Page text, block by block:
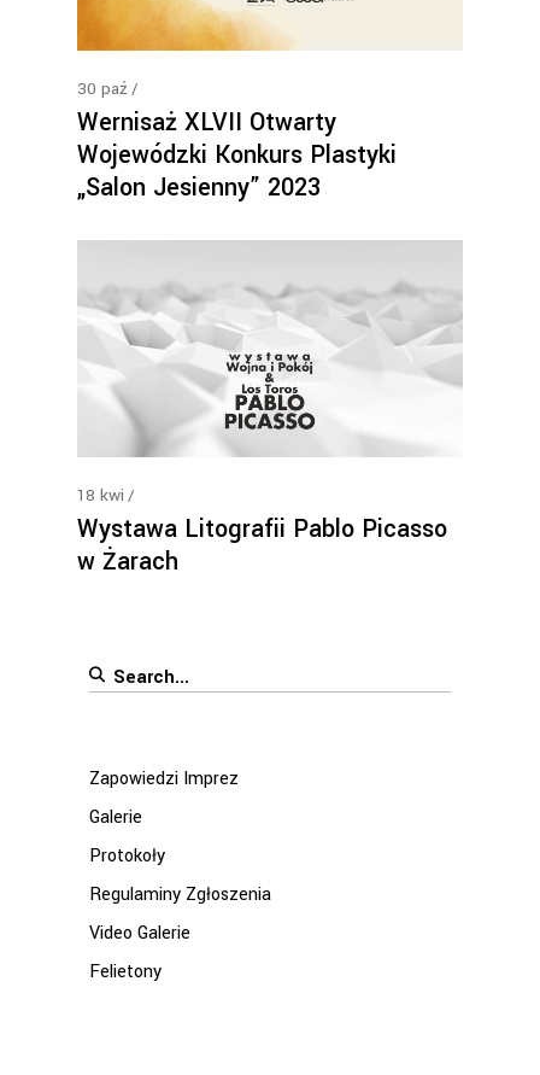
30 paź
Wernisaż XLVII Otwarty
Wojewódzki Konkurs Plastyki
„Salon Jesienny” 2023
18 kwi
Wystawa Litografii Pablo Picasso
w Żarach
Search
Zapowiedzi Imprez
Galerie
Protokoły
Regulaminy Zgłoszenia
Video Galerie
Felietony